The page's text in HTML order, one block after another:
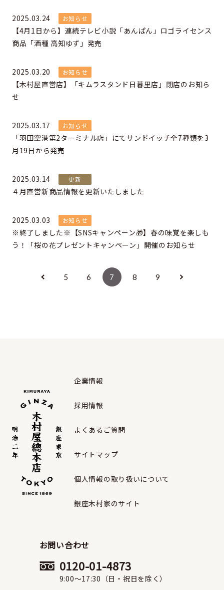
2025.03.24 お知らせ
【4月1日から】連続テレビ小説「あんぱん」ロゴライセンス
商品「酒種 高知ゆず」発売
2025.03.20 お知らせ
【木村屋直営店】「キムラスタンド日暮里店」閉店のお知ら
せ
2025.03.17 お知らせ
「羽田空港第2ターミナル店」にてサンドイッチ全7種類を3
月19日から発売
2025.03.14 更新
４月直営新商品情報を更新いたしました
2025.03.03 お知らせ
※終了しました※【SNSキャンペーン🎁】春の味覚を楽しも
う！「桜の花プレゼントキャンペーン」開催のお知らせ
5 6 7 8 9
企業情報
採用情報
よくあるご質問
サイトマップ
個人情報の取り扱いについて
銀座木村家のサイト
お問い合わせ
0120-01-4873
9:00〜17:30（日・祝日を除く）